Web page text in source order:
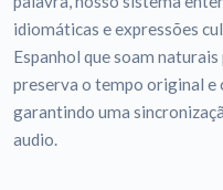
idiomáticas e expressões
Espanhol que soam
preserva o tempo original
garantindo uma
audio.